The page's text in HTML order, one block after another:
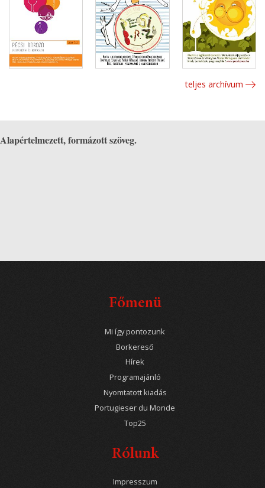
teljes archívum
Alapértelmezett, formázott szöveg.
Főmenü
Mi így pontozunk
Borkereső
Hírek
Programajánló
Nyomtatott kiadás
Portugieser du Monde
Top25
Rólunk
Impresszum